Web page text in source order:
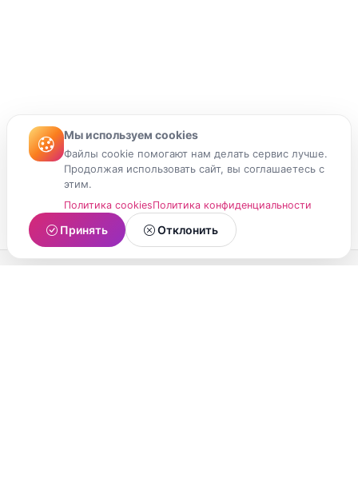
Мы используем cookies
Файлы cookie помогают нам делать сервис лучше.
Продолжая использовать сайт, вы соглашаетесь с
этим.
Политика cookiesПолитика конфиденциальности
Принять Отклонить